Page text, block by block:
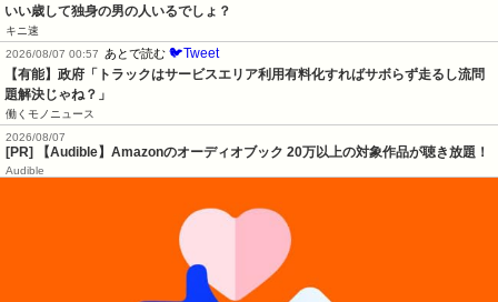
いい歳して独身の男の人いるでしょ？
キニ速
2026/08/07 00:57
あとで読む 🐦Tweet
【有能】政府「トラックはサービスエリア利用有料化すればサボらず走るし流問
題解決じゃね？」
働くモノニュース
2026/08/07
[PR] 【Audible】Amazonのオーディオブック 20万以上の対象作品が聴き放題！
Audible